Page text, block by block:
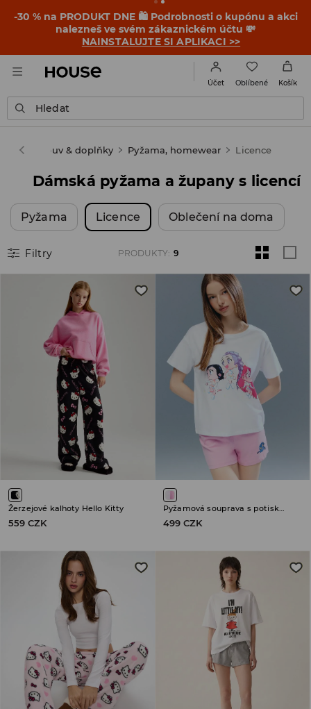
-30 % na PRODUKT DNE 🛍️ Podrobnosti o kupónu a akci
nalezneš ve svém zákaznickém účtu 💸
NAINSTALUJTE SI APLIKACI >>
Účet Oblíbené Košík
Hledat
Obuv & doplňky Pyžama, homewear Licence
Dámská pyžama a župany s licencí
Pyžama Licence Oblečení na doma
Filtry PRODUKTY: 9
Žerzejové kalhoty Hello Kitty
559 CZK 499 CZK